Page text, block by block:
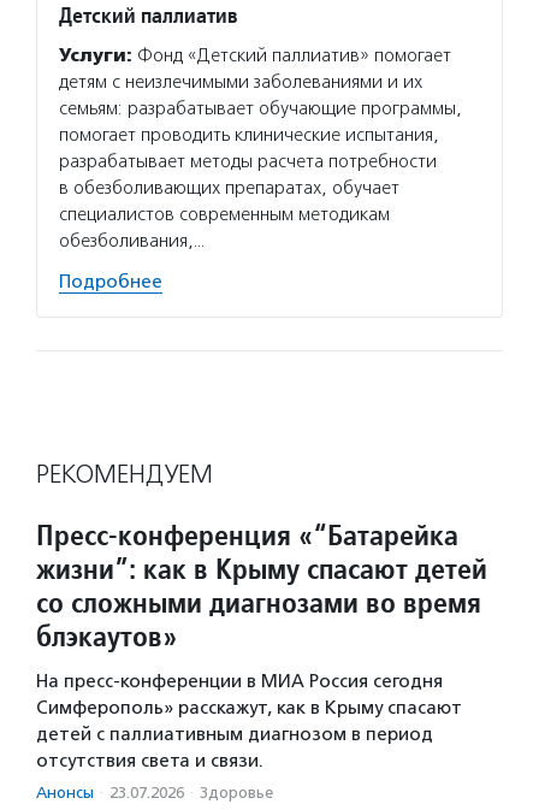
Детский паллиатив
Услуги: Фонд «Детский паллиатив» помогает
детям с неизлечимыми заболеваниями и их
семьям: разрабатывает обучающие программы,
помогает проводить клинические испытания,
разрабатывает методы расчета потребности
в обезболивающих препаратах, обучает
специалистов современным методикам
обезболивания,…
Подробнее
РЕКОМЕНДУЕМ
Пресс-конференция «“Батарейка
жизни”: как в Крыму спасают детей
со сложными диагнозами во время
блэкаутов»
На пресс-конференции в МИА Россия сегодня
Симферополь» расскажут, как в Крыму спасают
детей с паллиативным диагнозом в период
отсутствия света и связи.
Анонсы · 23.07.2026 · Здоровье